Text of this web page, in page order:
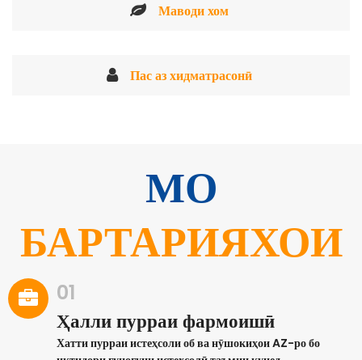
Маводи хом
Пас аз хидматрасонӣ
МО
БАРТАРИЯХОИ
01
Ҳалли пурраи фармоишӣ
Хатти пурраи истеҳсоли об ва нӯшокиҳои AZ-ро бо